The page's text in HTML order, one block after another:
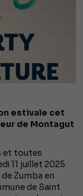
estivale cet
de Montagut
et toutes
11 juillet 2025
Zumba en
de Saint